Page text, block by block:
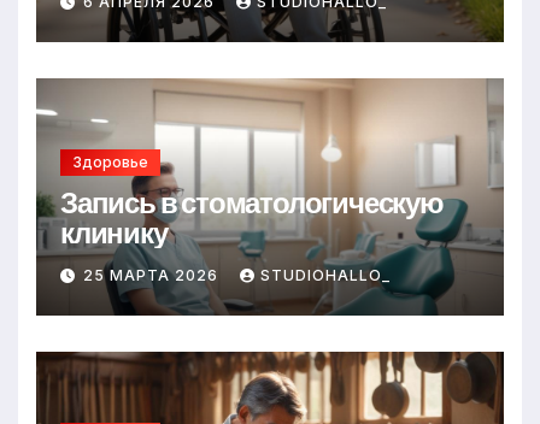
Здоровье
Запись в стоматологическую
клинику
25 МАРТА 2026 STUDIOHALLO_